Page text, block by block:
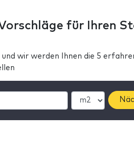
für Ihren
und wir werden Ihnen die 5